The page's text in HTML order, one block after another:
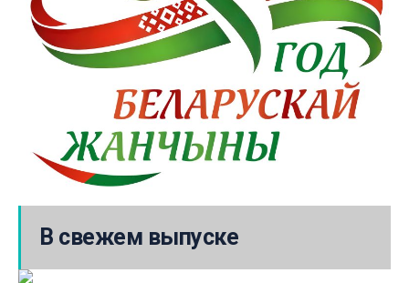
В свежем выпуске